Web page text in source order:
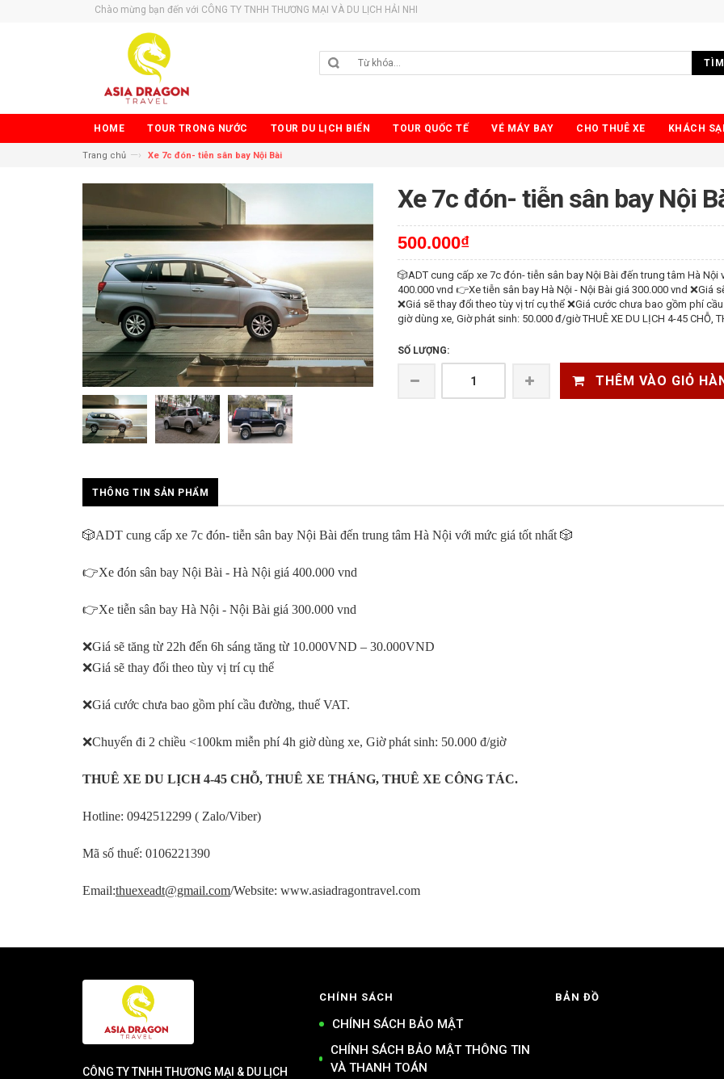
Chào mừng bạn đến với CÔNG TY TNHH THƯƠNG MẠI VÀ DU LỊCH HẢI NHI
HOME TOUR TRONG NƯỚC TOUR DU LỊCH BIỂN TOUR QUỐC TẾ VÉ MÁY BAY CHO THUÊ XE KHÁCH
Trang chủ —› Xe 7c đón- tiễn sân bay Nội Bài
Xe 7c đón- tiễn sân bay Nội
500.000₫
🎲ADT cung cấp xe 7c đón- tiễn sân bay Nội Bài đến trung tâm Hà
400.000 vnd 👉Xe tiễn sân bay Hà Nội - Nội Bài giá 300.000 vnd
❌Giá sẽ thay đổi theo tùy vị trí cụ thể ❌Giá cước chưa bao gồm phí
giờ dùng xe, Giờ phát sinh: 50.000 đ/giờ THUÊ XE DU LỊCH 4-45 CHỖ,
SỐ LƯỢNG:
THÊM VÀO GIỎ
THÔNG TIN SẢN PHẨM
🎲ADT cung cấp xe 7c đón- tiễn sân bay Nội Bài đến trung tâm Hà Nội với mức giá tốt nhất 🎲
👉Xe đón sân bay Nội Bài - Hà Nội giá 400.000 vnd
👉Xe tiễn sân bay Hà Nội - Nội Bài giá 300.000 vnd
❌Giá sẽ tăng từ 22h đến 6h sáng tăng từ 10.000VND – 30.000VND
❌Giá sẽ thay đổi theo tùy vị trí cụ thể
❌Giá cước chưa bao gồm phí cầu đường, thuế VAT.
❌Chuyến đi 2 chiều <100km miễn phí 4h giờ dùng xe, Giờ phát sinh: 50.000 đ/giờ
THUÊ XE DU LỊCH 4-45 CHỖ, THUÊ XE THÁNG, THUÊ XE CÔNG TÁC.
Hotline: 0942512299 ( Zalo/Viber)
Mã số thuế: 0106221390
Email:thuexeadt@gmail.com/Website: www.asiadragontravel.com
CÔNG TY TNHH THƯƠNG MẠI & DU LỊCH
CHÍNH SÁCH
CHÍNH SÁCH BẢO MẬT
CHÍNH SÁCH BẢO MẬT THÔNG TIN
VÀ THANH TOÁN
BẢN ĐỒ